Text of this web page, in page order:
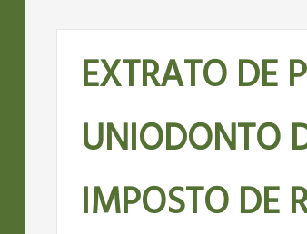
EXTRATO DE
UNIODONTO
IMPOSTO DE